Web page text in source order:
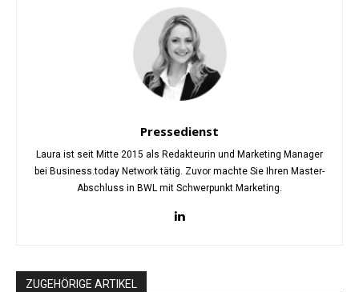
Pressedienst
Laura ist seit Mitte 2015 als Redakteurin und Marketing Manager
bei Business.today Network tätig. Zuvor machte Sie Ihren Master-
Abschluss in BWL mit Schwerpunkt Marketing.
ZUGEHÖRIGE ARTIKEL